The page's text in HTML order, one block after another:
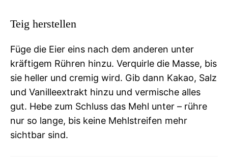
Teig herstellen
Füge die Eier eins nach dem anderen unter
kräftigem Rühren hinzu. Verquirle die Masse, bis
sie heller und cremig wird. Gib dann Kakao, Salz
und Vanilleextrakt hinzu und vermische alles
gut. Hebe zum Schluss das Mehl unter – rühre
nur so lange, bis keine Mehlstreifen mehr
sichtbar sind.